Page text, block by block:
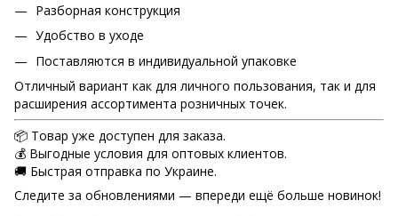
Разборная конструкция
Удобство в уходе
Поставляются в индивидуальной упаковке
Отличный вариант как для личного пользования, так и для
расширения ассортимента розничных точек.
📦 Товар уже доступен для заказа.
💰 Выгодные условия для оптовых клиентов.
🚚 Быстрая отправка по Украине.
Следите за обновлениями — впереди ещё больше новинок!